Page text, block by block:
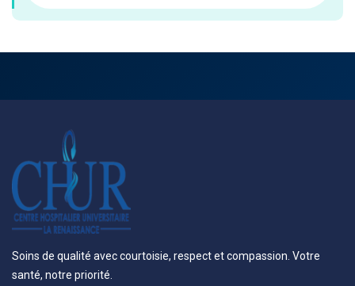
Soins de qualité avec courtoisie, respect et compassion. Votre
santé, notre priorité.